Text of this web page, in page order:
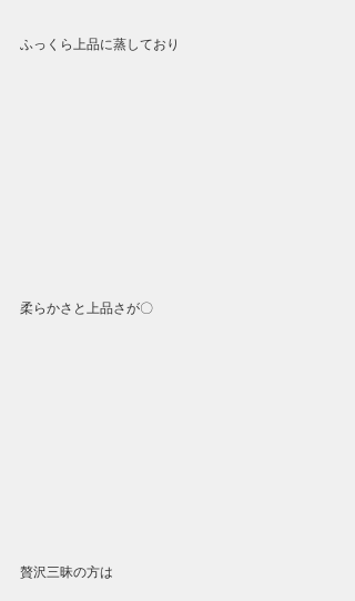
ふっくら上品に蒸しており
柔らかさと上品さが〇
贅沢三昧の方は